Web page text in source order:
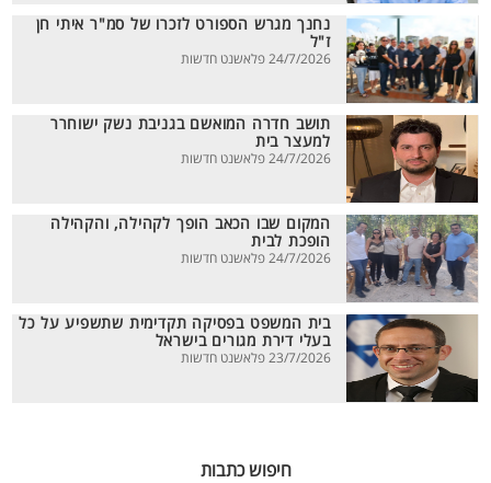
נחנך מגרש הספורט לזכרו של סמ"ר איתי חן
ז"ל
24/7/2026 פלאשנט חדשות
תושב חדרה המואשם בגניבת נשק ישוחרר
למעצר בית
24/7/2026 פלאשנט חדשות
המקום שבו הכאב הופך לקהילה, והקהילה
הופכת לבית
24/7/2026 פלאשנט חדשות
בית המשפט בפסיקה תקדימית שתשפיע על כל
בעלי דירת מגורים בישראל
23/7/2026 פלאשנט חדשות
חיפוש כתבות